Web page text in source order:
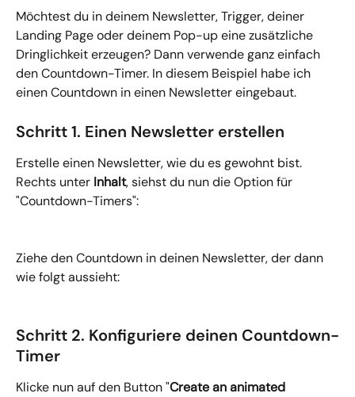
Möchtest du in deinem Newsletter, Trigger, deiner
Landing Page oder deinem Pop-up eine zusätzliche
Dringlichkeit erzeugen? Dann verwende ganz einfach
den Countdown-Timer. In diesem Beispiel habe ich
einen Countdown in einen Newsletter eingebaut.
Schritt 1. Einen Newsletter erstellen
Erstelle einen Newsletter, wie du es gewohnt bist.
Rechts unter Inhalt, siehst du nun die Option für
"Countdown-Timers":
Ziehe den Countdown in deinen Newsletter, der dann
wie folgt aussieht:
Schritt 2. Konfiguriere deinen Countdown-
Timer
Klicke nun auf den Button "Create an animated